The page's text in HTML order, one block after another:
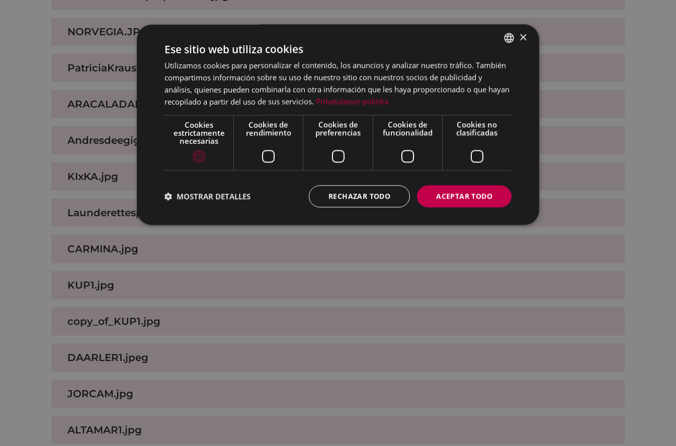
NORVEGIA.JPG
PatriciaKraus.jpg
ARACALADANZA2.jpg
Andresdeegiguren.jpg
KIxKA.jpg
Launderettespresshoyde2013.jpg
CARMINA.jpg
KUP1.jpg
copy_of_KUP1.jpg
DAARLER1.jpeg
JORCAM.jpg
ALTAMAR1.jpg
BASQUE
×
Ese sitio web utiliza cookies
Utilizamos cookies para personalizar el contenido, los anuncios y analizar nuestro tráfico. También
compartimos información sobre su uso de nuestro sitio con nuestros socios de publicidad y
análisis, quienes pueden combinarla con otra información que les haya proporcionado o que hayan
recopilado a partir del uso de sus servicios. Pribatutasun-politika
Cookies
estrictamente
necesarias
Cookies de
rendimiento
Cookies de
preferencias
Cookies de
funcionalidad
Cookies no
clasificadas
ACEPTAR TODO
RECHAZAR TODO
MOSTRAR DETALLES